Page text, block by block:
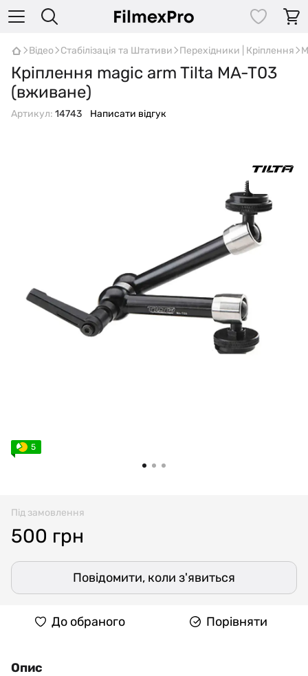
Відео Стабілізація та Штативи Перехідники | Кріплення
Кріплення magic arm Tilta MA-T03
(вживане)
Артикул: 14743 Написати відгук
5
Під замовлення
500 грн
Повідомити, коли з'явиться
До обраного Порівняти
Опис